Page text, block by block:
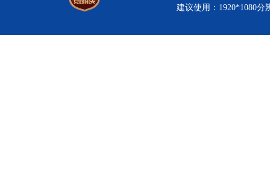
建议使用：1920*1080